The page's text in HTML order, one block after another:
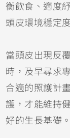
衡飲食、適度
頭皮環境穩定
當頭皮出現反
時，及早尋求
合適的照護計
護，才能維持
好的生長基礎。